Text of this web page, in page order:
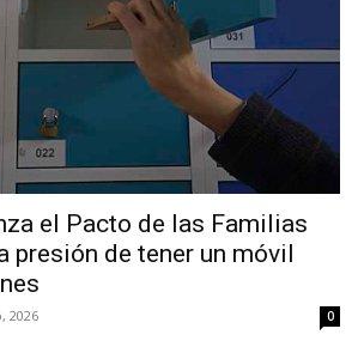
el Pacto de las Familias
presión de tener un móvil
2026 0